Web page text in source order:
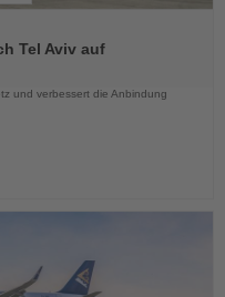
Tel Aviv auf
und verbessert die Anbindung